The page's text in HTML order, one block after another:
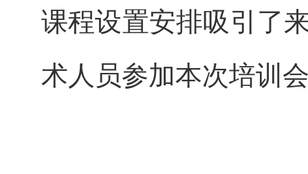
课程设置安排吸引了
术人员参加本次培训